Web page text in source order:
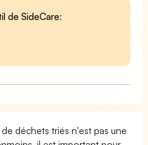
de SideCare:
déchets triés n'est pas une